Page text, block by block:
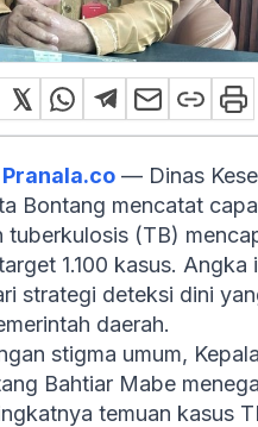
Pranala.co — Dinas
Bontang mencatat
tuberkulosis (TB)
1.100 kasus. Angka
strategi deteksi dini
daerah.
stigma umum, Kepala
Bahtiar Mabe
temuan kasus